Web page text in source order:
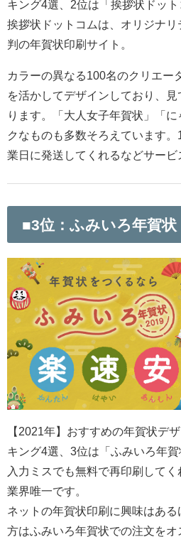
キング4選、2位は「挨拶状ドット
挨拶状ドットコムは、オリジナ
判の年賀状印刷サイト。
カラーの異なる100名のクリエー
を活かしてデザインしており、
ります。「大人女子年賀状」「
クなものも多数そろえています
業日に発送してくれるなどサービ
■3位：ふみいろ年賀状
【2021年】おすすめの年賀状デ
キング4選、3位は「ふみいろ年賀
入力ミスでも無料で再印刷してく
業界唯一です。
ネットの年賀状印刷に興味はあ
方はふみいろ年賀状での注文をオ